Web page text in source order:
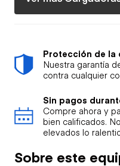
Protección de la
Nuestra garantía
contra cualquier
Sin pagos
Compre ahora y
bien calificados.
elevados lo
Sobre este